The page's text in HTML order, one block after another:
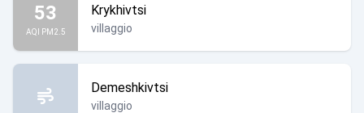
53
AQI PM2.5
Krykhivtsi
villaggio
Demeshkivtsi
villaggio